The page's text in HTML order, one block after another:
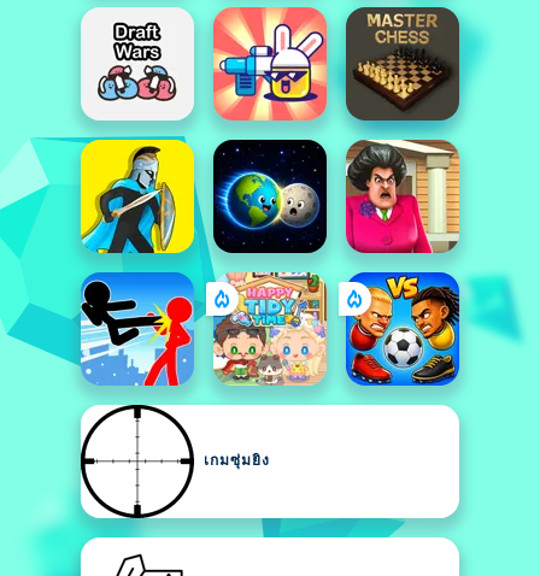
เกมซุ่มยิง